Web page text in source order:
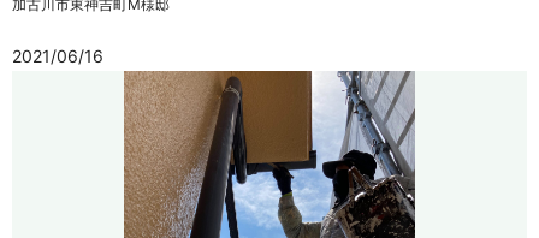
加古川市東神吉町M様邸
2021/06/16